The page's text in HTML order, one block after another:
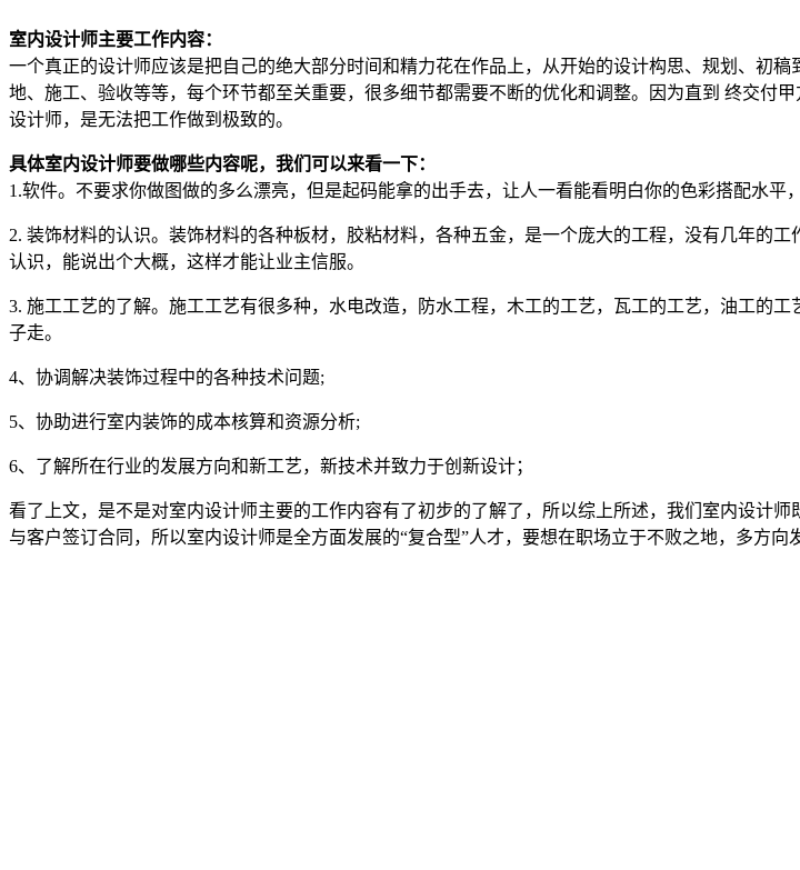
室内设计师主要工作内容：
一个真正的设计师应该是把自己的绝大部分时间和精力花在作品上，从开始的设计构思、规划、初
地、施工、验收等等，每个环节都至关重要，很多细节都需要不断的优化和调整。因为直到 终交付
设计师，是无法把工作做到极致的。
具体室内设计师要做哪些内容呢，我们可以来看一下：
1.软件。不要求你做图做的多么漂亮，但是起码能拿的出手去，让人一看能看明白你的色彩搭配水平
2. 装饰材料的认识。装饰材料的各种板材，胶粘材料，各种五金，是一个庞大的工程，没有几年的
认识，能说出个大概，这样才能让业主信服。
3. 施工工艺的了解。施工工艺有很多种，水电改造，防水工程，木工的工艺，瓦工的工艺，油工的
子走。
4、协调解决装饰过程中的各种技术问题;
5、协助进行室内装饰的成本核算和资源分析;
6、了解所在行业的发展方向和新工艺，新技术并致力于创新设计；
看了上文，是不是对室内设计师主要的工作内容有了初步的了解了，所以综上所述，我们室内设计
与客户签订合同，所以室内设计师是全方面发展的“复合型”人才，要想在职场立于不败之地，多方向